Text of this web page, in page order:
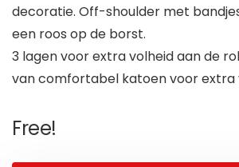
decoratie. Off-shoulder met
een roos op de borst.
3 lagen voor extra volheid aan de
van comfortabel katoen voor extra
Free!